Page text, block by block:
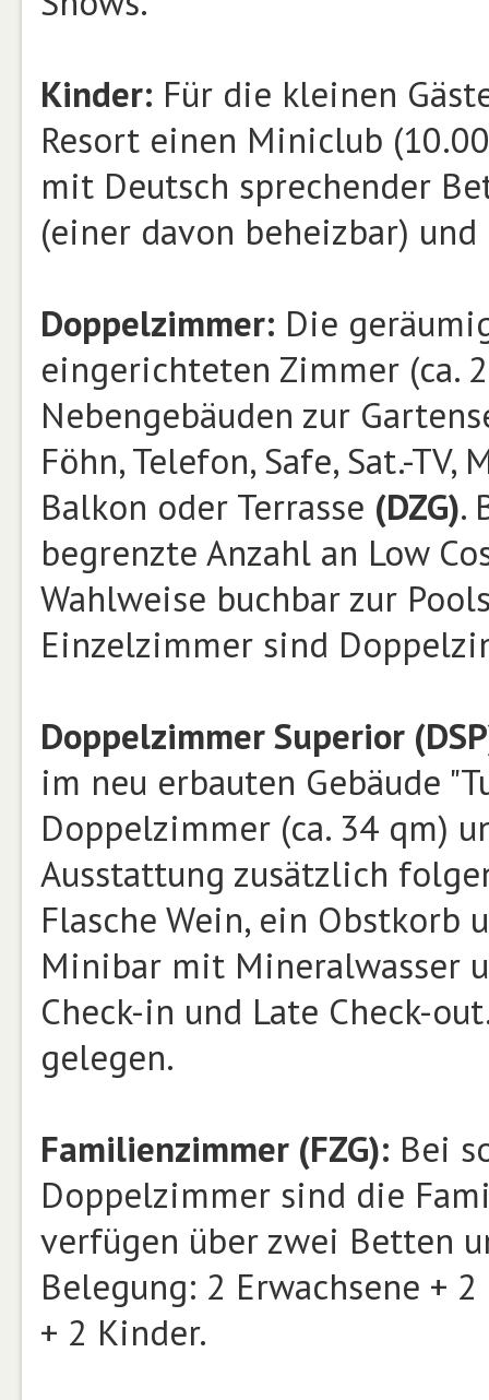
Kinder: Für die kleinen
Resort einen Miniclub
mit Deutsch sprechender
(einer davon beheizbar)
Doppelzimmer: Die
eingerichteten Zimmer (ca.
Nebengebäuden zur
Föhn, Telefon, Safe, Sat.-
Balkon oder Terrasse (DZG).
begrenzte Anzahl an Low
Wahlweise buchbar zur
Einzelzimmer sind
Doppelzimmer Superior
im neu erbauten Gebäude
Doppelzimmer (ca. 34 qm)
Ausstattung zusätzlich
Flasche Wein, ein Obstkorb
Minibar mit Mineralwasser
Check-in und Late Check-
gelegen.
Familienzimmer (FZG): Bei
Doppelzimmer sind die
verfügen über zwei Betten
Belegung: 2 Erwachsene +
+ 2 Kinder.